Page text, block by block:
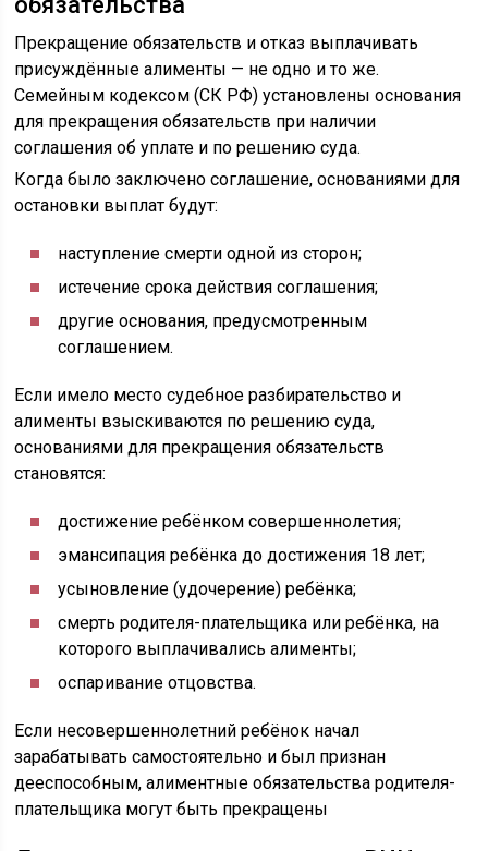
Прекращение обязательств и отказ выплачивать
присуждённые алименты — не одно и то же.
Семейным кодексом (СК РФ) установлены основания
для прекращения обязательств при наличии
соглашения об уплате и по решению суда.
Когда было заключено соглашение, основаниями для
остановки выплат будут:
наступление смерти одной из сторон;
истечение срока действия соглашения;
другие основания, предусмотренным
соглашением.
Если имело место судебное разбирательство и
алименты взыскиваются по решению суда,
основаниями для прекращения обязательств
становятся:
достижение ребёнком совершеннолетия;
эмансипация ребёнка до достижения 18 лет;
усыновление (удочерение) ребёнка;
смерть родителя-плательщика или ребёнка, на
которого выплачивались алименты;
оспаривание отцовства.
Если несовершеннолетний ребёнок начал
зарабатывать самостоятельно и был признан
дееспособным, алиментные обязательства родителя-
плательщика могут быть прекращены